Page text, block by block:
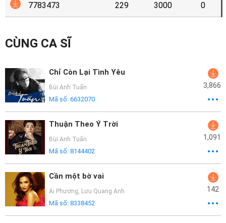
Hướng
Funring
Nghiệp
7783473 229 3000 0
CÙNG CA SĨ
Chỉ Còn Lại Tình Yêu
Bùi Anh Tuấn
Mã số: 6632070
3,866
Thuận Theo Ý Trời
Bùi Anh Tuấn
Mã số: 8144402
1,091
Cần một bờ vai
Ái Phương, Lưu Quang Anh
Mã số: 8338452
142